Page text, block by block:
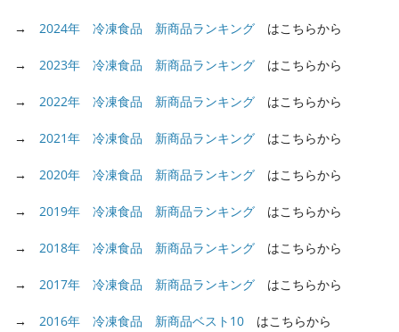
→ 2024年 冷凍食品 新商品ランキング はこちらから
→ 2023年 冷凍食品 新商品ランキング はこちらから
→ 2022年 冷凍食品 新商品ランキング はこちらから
→ 2021年 冷凍食品 新商品ランキング はこちらから
→ 2020年 冷凍食品 新商品ランキング はこちらから
→ 2019年 冷凍食品 新商品ランキング はこちらから
→ 2018年 冷凍食品 新商品ランキング はこちらから
→ 2017年 冷凍食品 新商品ランキング はこちらから
→ 2016年 冷凍食品 新商品ベスト10 はこちらから